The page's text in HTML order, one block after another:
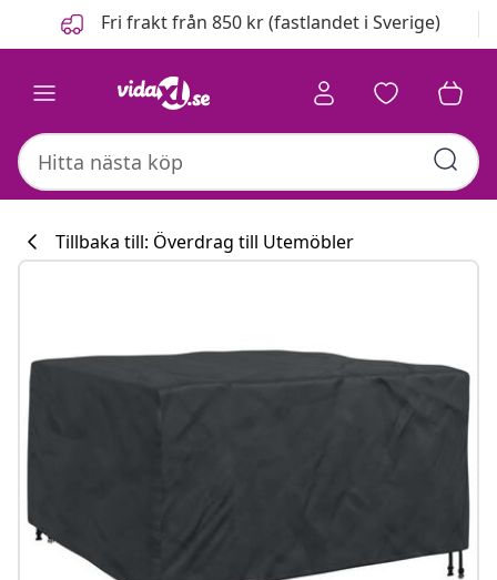
FöregåendeFri frakt från 850 kr (fastlandet i Sverige)
Tillbaka till: Överdrag till Utemöbler